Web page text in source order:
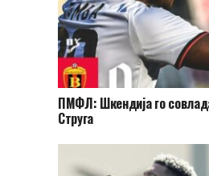
ПМФЛ: Шкендија го
Струга